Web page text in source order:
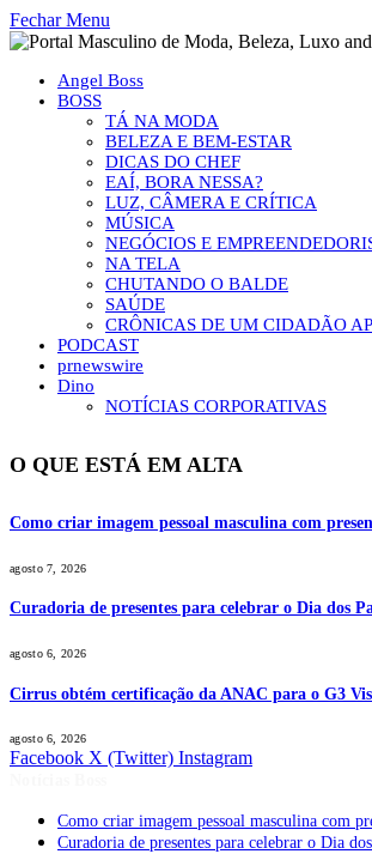
Fechar Menu
Angel Boss
BOSS
TÁ NA MODA
BELEZA E BEM-ESTAR
DICAS DO CHEF
EAÍ, BORA NESSA?
LUZ, CÂMERA E CRÍTICA
MÚSICA
NEGÓCIOS E
NA TELA
CHUTANDO O BALDE
SAÚDE
CRÔNICAS DE UM CIDADÃO
PODCAST
prnewswire
Dino
NOTÍCIAS CORPORATIVAS
O QUE ESTÁ EM ALTA
Como criar imagem pessoal masculina com
agosto 7, 2026
Curadoria de presentes para celebrar o Dia dos
agosto 6, 2026
Cirrus obtém certificação da ANAC para o G3
agosto 6, 2026
Facebook X (Twitter) Instagram
Como criar imagem pessoal masculina com
Curadoria de presentes para celebrar o Dia